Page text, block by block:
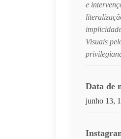
e
Visuais
Data de
junho 13,